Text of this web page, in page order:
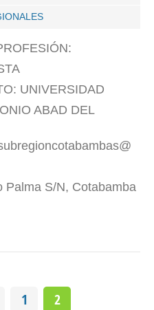
UNIVERSIDAD
ABAD DEL
Palma S/N, Cotabamba
1 2